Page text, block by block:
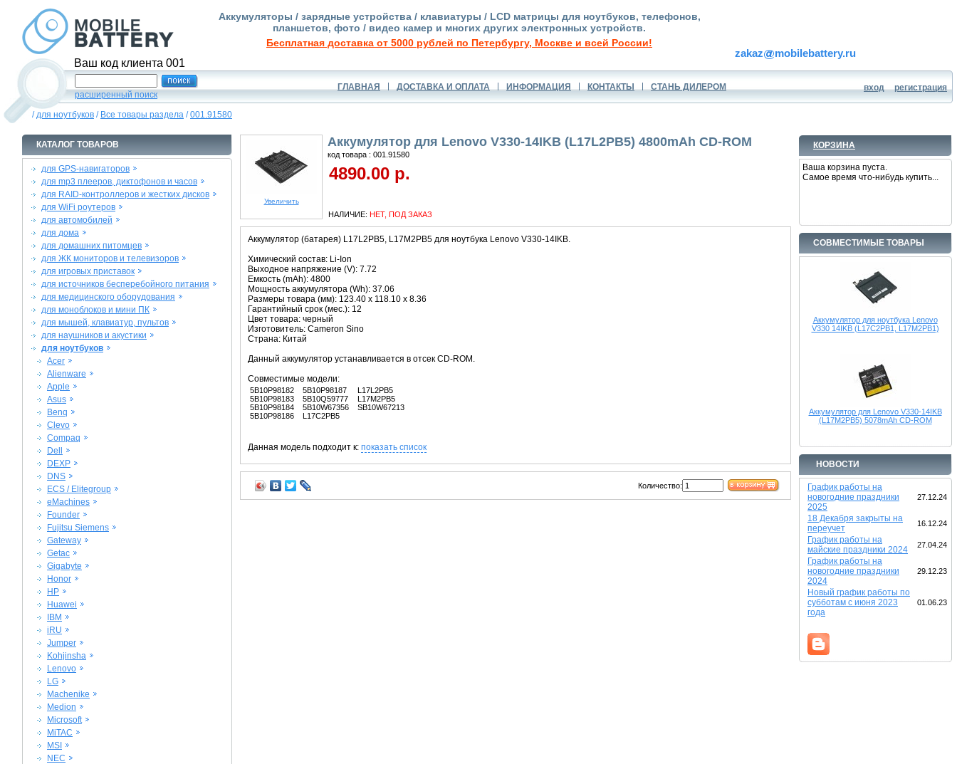
Ваш код клиента 001
Аккумуляторы / зарядные устройства / клавиатуры / LCD матрицы для ноутбуков, телефонов,
планшетов, фото / видео камер и многих других электронных устройств.
Бесплатная доставка от 5000 рублей по Петербургу, Москве и всей России!
zakaz mobilebattery.ru
расширенный поиск
ГЛАВНАЯ ДОСТАВКА И ОПЛАТА ИНФОРМАЦИЯ КОНТАКТЫ СТАНЬ ДИЛЕРОМ вход регистрация
/для ноутбуков / Все товары раздела /001.91580
КОРЗИНА
Ваша корзина пуста.
Самое время что-нибудь купить...
СОВМЕСТИМЫЕ ТОВАРЫ
Аккумулятор для ноутбука Lenovo
V330 14IKB (L17C2PB1, L17M2PB1)
Аккумулятор для Lenovo V330-14IKB
(L17M2PB5) 5078mAh CD-ROM
НОВОСТИ
График работы на
новогодние праздники
2025
27.12.24
18 Декабря закрыты на
переучет
16.12.24
График работы на
майские праздники 2024
27.04.24
График работы на
новогодние праздники
2024
29.12.23
Новый график работы по
субботам с июня 2023
года
01.06.23
КАТАЛОГ ТОВАРОВ
для GPS-навигаторов
для mp3 плееров, диктофонов и часов
для RAID-контроллеров и жестких дисков
для WiFi роутеров
для автомобилей
для дома
для домашних питомцев
для ЖК мониторов и телевизоров
для игровых приставок
для источников бесперебойного питания
для медицинского оборудования
для моноблоков и мини ПК
для мышей, клавиатур, пультов
для наушников и акустики
для ноутбуков
Acer
Alienware
Apple
Asus
Benq
Clevo
Compaq
Dell
DEXP
DNS
ECS / Elitegroup
eMachines
Founder
Fujitsu Siemens
Gateway
Getac
Gigabyte
Honor
HP
Huawei
IBM
iRU
Jumper
Kohjinsha
Lenovo
LG
Machenike
Medion
Microsoft
MiTAC
MSI
NEC
Увеличить
Аккумулятор для Lenovo V330-14IKB (L17L2PB5) 4800mAh CD-ROM
код товара : 001.91580
4890.00 р.
НАЛИЧИЕ: НЕТ, ПОД ЗАКАЗ
Аккумулятор (батарея) L17L2PB5, L17M2PB5 для ноутбука Lenovo V330-14IKB.
Химический состав: Li-Ion
Выходное напряжение (V): 7.72
Емкость (mAh): 4800
Мощность аккумулятора (Wh): 37.06
Размеры товара (мм): 123.40 x 118.10 x 8.36
Гарантийный срок (мес.): 12
Цвет товара: черный
Изготовитель: Cameron Sino
Страна: Китай
Данный аккумулятор устанавливается в отсек CD-ROM.
Совместимые модели:
5B10P98182
5B10P98183
5B10P98184
5B10P98186
5B10P98187
5B10Q59777
5B10W67356
L17C2PB5
L17L2PB5
L17M2PB5
SB10W67213
Данная модель подходит к: показать список
Количество: